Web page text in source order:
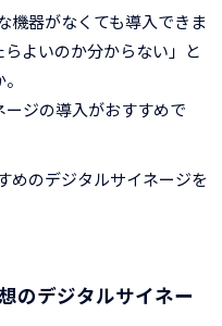
機器がなくても導入できま
よいのか分からない」と
ジの導入がおすすめで
めのデジタルサイネージを
のデジタルサイネー